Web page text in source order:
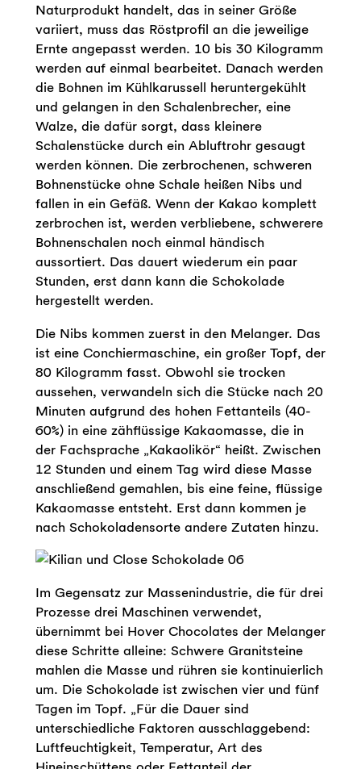
Naturprodukt handelt, das in seiner Größe
variiert, muss das Röstprofil an die jeweilige
Ernte angepasst werden. 10 bis 30 Kilogramm
werden auf einmal bearbeitet. Danach werden
die Bohnen im Kühlkarussell heruntergekühlt
und gelangen in den Schalenbrecher, eine
Walze, die dafür sorgt, dass kleinere
Schalenstücke durch ein Abluftrohr gesaugt
werden können. Die zerbrochenen, schweren
Bohnenstücke ohne Schale heißen Nibs und
fallen in ein Gefäß. Wenn der Kakao komplett
zerbrochen ist, werden verbliebene, schwerere
Bohnenschalen noch einmal händisch
aussortiert. Das dauert wiederum ein paar
Stunden, erst dann kann die Schokolade
hergestellt werden.
Die Nibs kommen zuerst in den Melanger. Das
ist eine Conchiermaschine, ein großer Topf, der
80 Kilogramm fasst. Obwohl sie trocken
aussehen, verwandeln sich die Stücke nach 20
Minuten aufgrund des hohen Fettanteils (40-
60%) in eine zähflüssige Kakaomasse, die in
der Fachsprache „Kakaolikör“ heißt. Zwischen
12 Stunden und einem Tag wird diese Masse
anschließend gemahlen, bis eine feine, flüssige
Kakaomasse entsteht. Erst dann kommen je
nach Schokoladensorte andere Zutaten hinzu.
Im Gegensatz zur Massenindustrie, die für drei
Prozesse drei Maschinen verwendet,
übernimmt bei Hover Chocolates der Melanger
diese Schritte alleine: Schwere Granitsteine
mahlen die Masse und rühren sie kontinuierlich
um. Die Schokolade ist zwischen vier und fünf
Tagen im Topf. „Für die Dauer sind
unterschiedliche Faktoren ausschlaggebend:
Luftfeuchtigkeit, Temperatur, Art des